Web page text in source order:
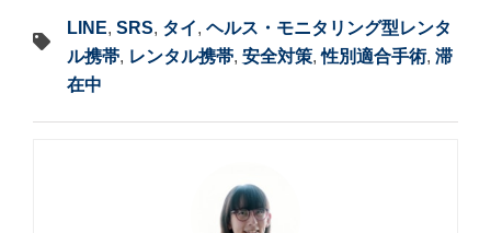
LINE, SRS, タイ, ヘルス・モニタリング型レンタ
ル携帯, レンタル携帯, 安全対策,性別適合手術, 滞
在中